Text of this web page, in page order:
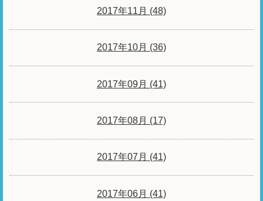
2017年11月 (48)
2017年10月 (36)
2017年09月 (41)
2017年08月 (17)
2017年07月 (41)
2017年06月 (41)